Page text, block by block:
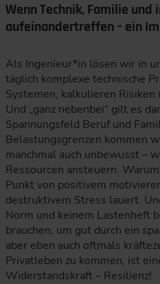
Wenn Technik, Familie und
aufeinandertreffen – ein
Als Ingenieur*in lösen wir in
täglich komplexe technische
Systemen, kalkulieren
Und „ganz nebenbei“ gilt es
Spannungsfeld Beruf und
Belastungsgrenzen kommen
manchmal auch unbewusst –
Ressourcen ansteuern.
Punkt von positivem
destruktivem Stress lauert.
Norm und keinem Lastenheft
brauchen, um gut durch ein
aber eben auch oftmals
Privatleben zu kommen, ist
Widerstandskraft – Resilienz!